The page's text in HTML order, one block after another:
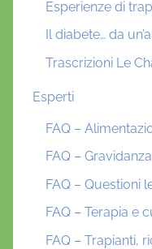
Esperienze di
Il diabete… da
Trascrizioni Le
Esperti
FAQ –
FAQ –
FAQ – Questioni
FAQ – Terapia e
FAQ – Trapianti,